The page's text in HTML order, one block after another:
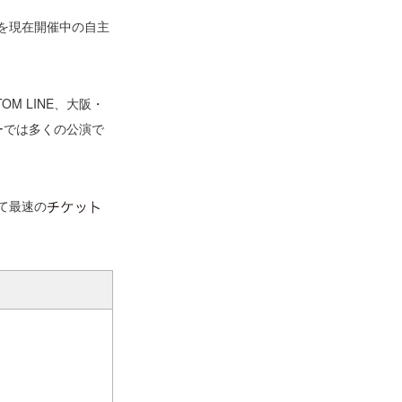
現在開催中の自主
LINE、大阪・
は多くの公演で
最速の